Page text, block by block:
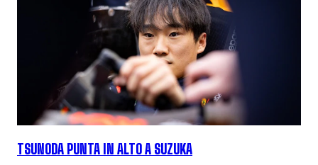
TSUNODA PUNTA IN ALTO A SUZUKA